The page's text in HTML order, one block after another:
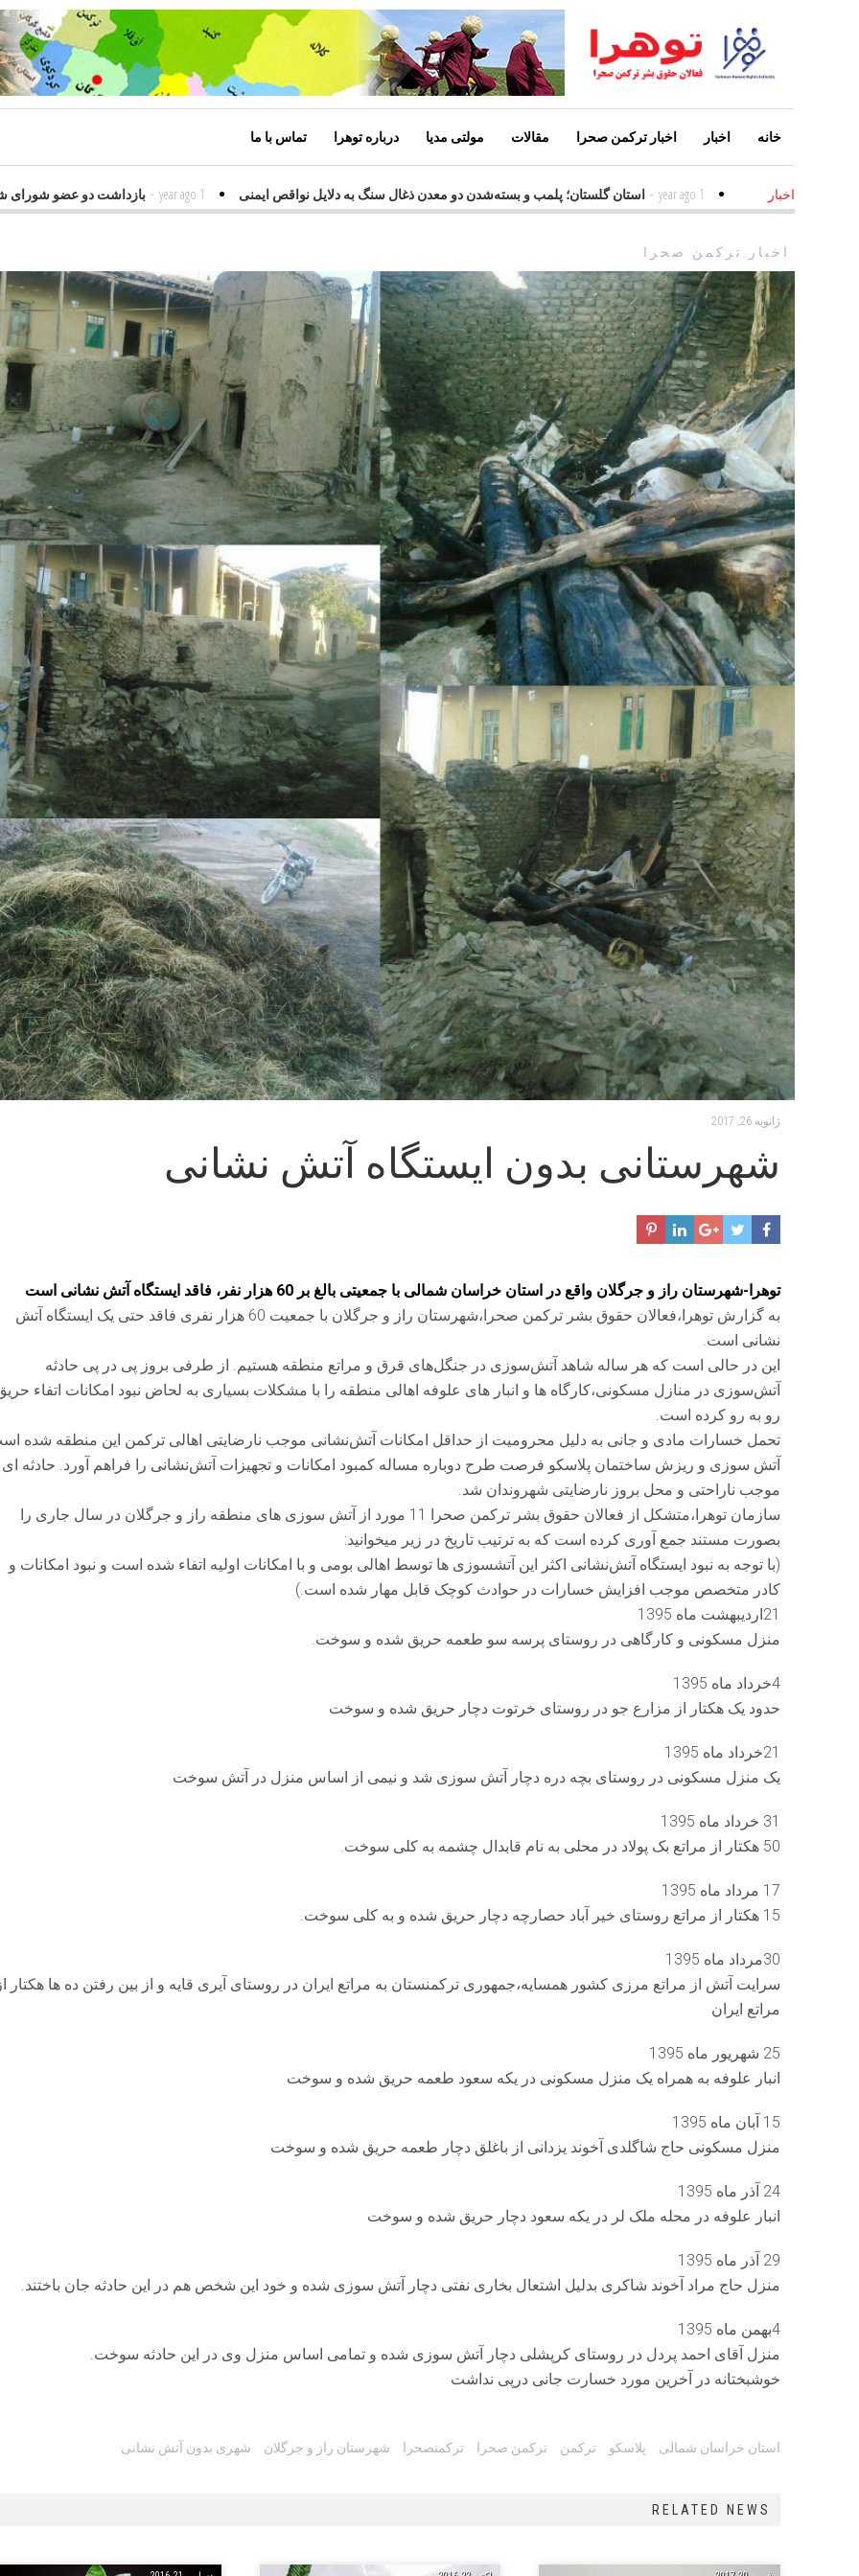
خانه اخبار اخبار ترکمن صحرا مقالات مولتی مدیا درباره توهرا تماس با ما
اخبار
عامل افزایش معلولین 1 year ago
- استان گلستان؛ پلمب و بسته‌شدن دو معدن ذغال سنگ به دلایل نواقص ایمنی 1 year ago
- بازداشت دو عضو
اخبار ترکمن صحرا
ژانویه 26, 2017
شهرستانی بدون ایستگاه آتش نشانی
توهرا-شهرستان راز و جرگلان واقع در استان خراسان شمالی با جمعیتی بالغ بر 60 هزار نفر، فاقد ایستگاه آتش نشانی است
به گزارش توهرا،فعالان حقوق بشر ترکمن صحرا،شهرستان راز و جرگلان با جمعیت 60 هزار نفری فاقد حتی یک ایستگاه آتش
نشانی است.
این در حالی است که هر ساله شاهد آتش‌سوزی در جنگل‌های قرق و مراتع منطقه هستیم. از طرفی بروز پی در پی حادثه
آتش‌سوزی در منازل مسکونی،کارگاه ها و انبار های علوفه اهالی منطقه را با مشکلات بسیاری به لحاض نبود امکانات اتفاء
رو به رو کرده است.
تحمل خسارات مادی و جانی به دلیل محرومیت از حداقل امکانات آتش‌نشانی موجب نارضایتی اهالی ترکمن این منطقه شده
آتش سوزی و ریزش ساختمان پلاسکو فرصت طرح دوباره مساله کمبود امکانات و تجهیزات آتش‌نشانی را فراهم آورد. حادثه
موجب ناراحتی و محل بروز نارضایتی شهروندان شد.
سازمان توهرا،متشکل از فعالان حقوق بشر ترکمن صحرا 11 مورد از آتش سوزی های منطقه راز و جرگلان در سال جاری را
بصورت مستند جمع آوری کرده است که به ترتیب تاریخ در زیر میخوانید:
(با توجه به نبود ایستگاه آتش‌نشانی اکثر این آتشسوزی ها توسط اهالی بومی و با امکانات اولیه اتفاء شده است و نبود امکانات و
کادر متخصص موجب افزایش خسارات در حوادث کوچک قابل مهار شده است.)
21اردیبهشت ماه 1395
منزل مسکونی و کارگاهی در روستای پرسه سو طعمه حریق شده و سوخت.
4خرداد ماه 1395
حدود یک هکتار از مزارع جو در روستای خرتوت دچار حریق شده و سوخت
21خرداد ماه 1395
یک منزل مسکونی در روستای بچه دره دچار آتش سوزی شد و نیمی از اساس منزل در آتش سوخت
31 خرداد ماه 1395
50 هکتار از مراتع بک پولاد در محلی به نام قابدال چشمه به کلی سوخت.
17 مرداد ماه 1395
15 هکتار از مراتع روستای خیر آباد حصارچه دچار حریق شده و به کلی سوخت.
30مرداد ماه 1395
سرایت آتش از مراتع مرزی کشور همسایه،جمهوری ترکمنستان به مراتع ایران در روستای آیری قایه و از بین رفتن ده ها هکتار از
مراتع ایران
25 شهریور ماه 1395
انبار علوفه به همراه یک منزل مسکونی در یکه سعود طعمه حریق شده و سوخت
15 آبان ماه 1395
منزل مسکونی حاج شاگلدی آخوند یزدانی از باغلق دچار طعمه حریق شده و سوخت
24 آذر ماه 1395
انبار علوفه در محله ملک لر در یکه سعود دچار حریق شده و سوخت
29 آذر ماه 1395
منزل حاج مراد آخوند شاکری بدلیل اشتعال بخاری نفتی دچار آتش سوزی شده و خود این شخص هم در این حادثه جان باختند.
4بهمن ماه 1395
منزل آقای احمد پردل در روستای کرپشلی دچار آتش سوزی شده و تمامی اساس منزل وی در این حادثه سوخت.
خوشبختانه در آخرین مورد خسارت جانی درپی نداشت
Tags:
استان خراسان شمالی پلاسکو ترکمن ترکمن صحرا ترکمنصحرا شهرستان راز و جرگلان شهری بدون آتش نشانی
RELATED NEWS